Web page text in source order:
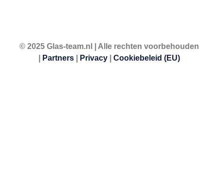
© 2025 Glas-team.nl | Alle rechten voorbehouden
Partners| Privacy| Cookiebeleid (EU)